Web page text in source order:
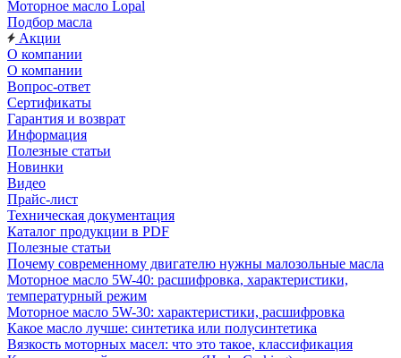
Моторное масло Lopal
Подбор масла
Акции
О компании
О компании
Вопрос-ответ
Сертификаты
Гарантия и возврат
Информация
Полезные статьи
Новинки
Видео
Прайс-лист
Техническая документация
Каталог продукции в PDF
Полезные статьи
Почему современному двигателю нужны малозольные масла
Моторное масло 5W-40: расшифровка, характеристики,
температурный режим
Моторное масло 5W-30: характеристики, расшифровка
Какое масло лучше: синтетика или полусинтетика
Вязкость моторных масел: что это такое, классификация